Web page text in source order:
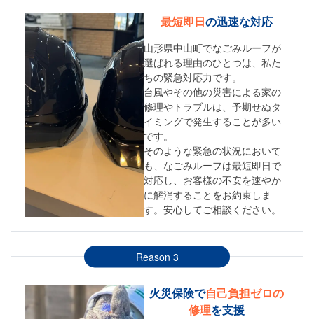
最短即日の迅速な対応
山形県中山町でなごみルーフが
選ばれる理由のひとつは、私た
ちの緊急対応力です。
台風やその他の災害による家の
修理やトラブルは、予期せぬタ
イミングで発生することが多い
です。
そのような緊急の状況において
も、なごみルーフは最短即日で
対応し、お客様の不安を速やか
に解消することをお約束しま
す。安心してご相談ください。
Reason 3
火災保険で自己負担ゼロの
修理を支援